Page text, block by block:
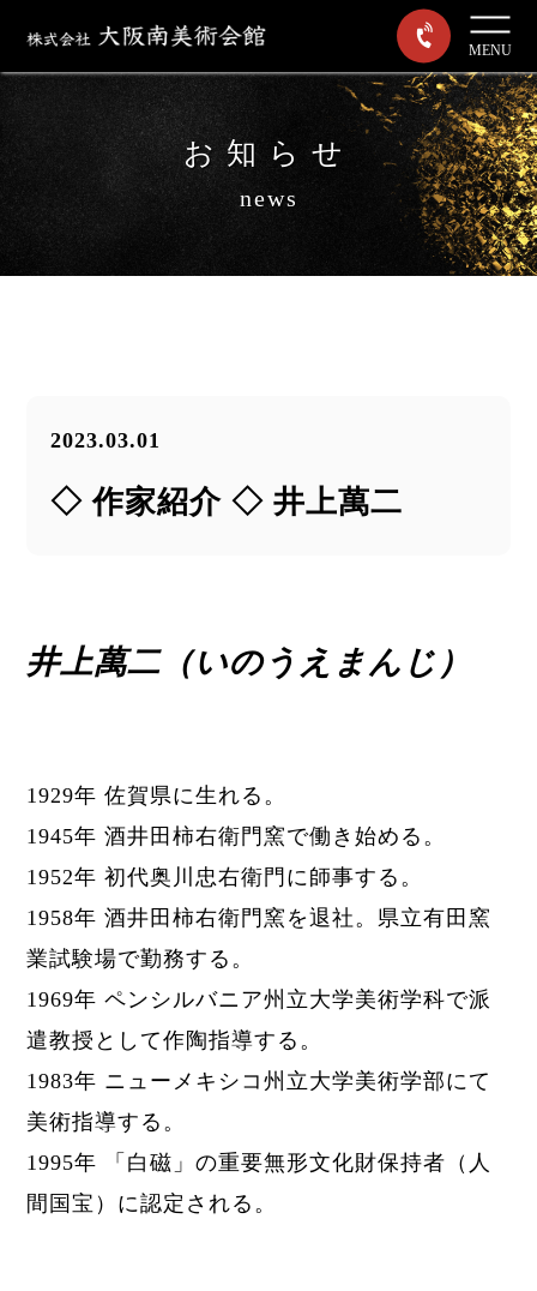
MENU
お知らせ
news
2023.03.01
◇ 作家紹介 ◇ 井上萬二
井上萬二（いのうえまんじ）
1929年 佐賀県に生れる。
1945年 酒井田柿右衛門窯で働き始める。
1952年初代奥川忠右衛門に師事する。
1958年 酒井田柿右衛門窯を退社。県立有田窯
業試験場で勤務する。
1969年 ペンシルバニア州立大学美術学科で派
遣教授として作陶指導する。
1983年 ニューメキシコ州立大学美術学部にて
美術指導する。
1995年 「白磁」の重要無形文化財保持者（人
間国宝）に認定される。